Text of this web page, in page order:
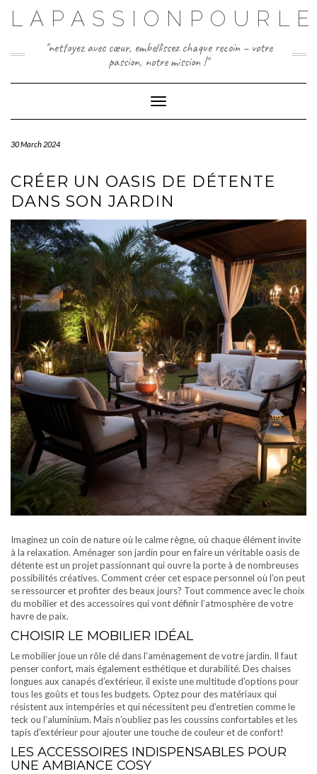
"nettoyez avec cœur, embellissez chaque recoin – votre
passion, notre mission !"
Toggle Navigation
30 March 2024
CRÉER UN OASIS DE DÉTENTE
DANS SON JARDIN
Imaginez un coin de nature où le calme règne, où chaque élément invite
à la relaxation. Aménager son jardin pour en faire un véritable oasis de
détente est un projet passionnant qui ouvre la porte à de nombreuses
possibilités créatives. Comment créer cet espace personnel où l’on peut
se ressourcer et profiter des beaux jours? Tout commence avec le choix
du mobilier et des accessoires qui vont définir l’atmosphère de votre
havre de paix.
CHOISIR LE MOBILIER IDÉAL
Le mobilier joue un rôle clé dans l’aménagement de votre jardin. Il faut
penser confort, mais également esthétique et durabilité. Des chaises
longues aux canapés d’extérieur, il existe une multitude d’options pour
tous les goûts et tous les budgets. Optez pour des matériaux qui
résistent aux intempéries et qui nécessitent peu d’entretien comme le
teck ou l’aluminium. Mais n’oubliez pas les coussins confortables et les
tapis d’extérieur pour ajouter une touche de couleur et de confort!
LES ACCESSOIRES INDISPENSABLES POUR
UNE AMBIANCE COSY